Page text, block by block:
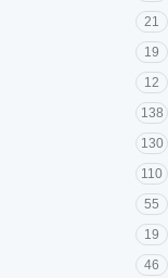
21
19
12
138
130
110
55
19
46